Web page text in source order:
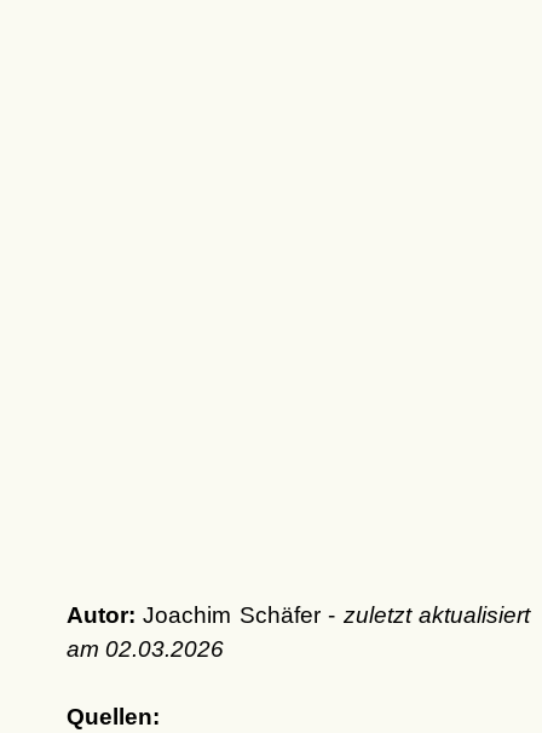
Autor: Joachim Schäfer - zuletzt aktualisiert
am 02.03.2026
Quellen: